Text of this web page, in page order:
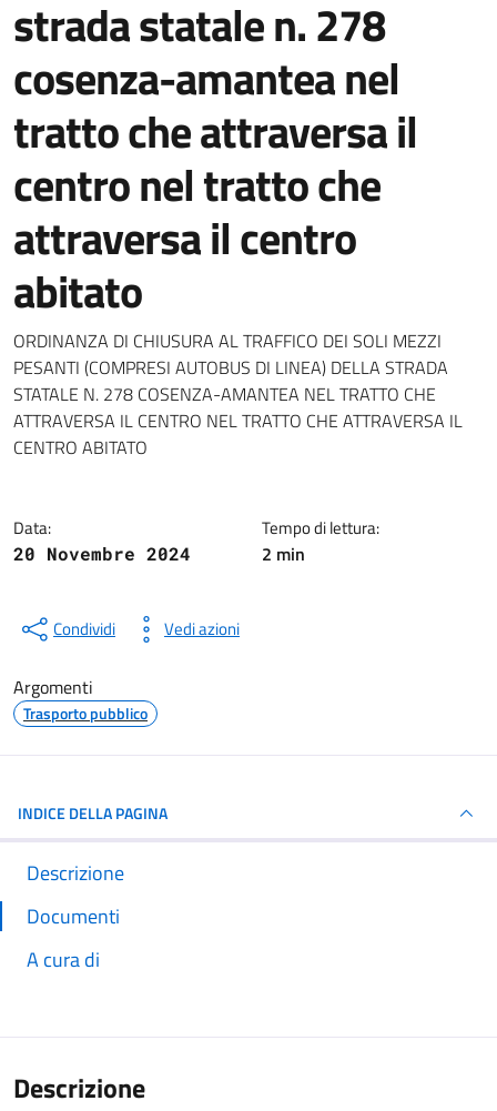
strada statale n. 278
cosenza-amantea nel
tratto che attraversa il
centro nel tratto che
attraversa il centro
abitato
Dettagli della notizia
ORDINANZA DI CHIUSURA AL TRAFFICO DEI SOLI MEZZI
PESANTI (COMPRESI AUTOBUS DI LINEA) DELLA STRADA
STATALE N. 278 COSENZA-AMANTEA NEL TRATTO CHE
ATTRAVERSA IL CENTRO NEL TRATTO CHE ATTRAVERSA IL
CENTRO ABITATO
Data:
20 Novembre 2024
Tempo di lettura:
2 min
Condividi Vedi azioni
Argomenti
Trasporto pubblico
INDICE DELLA PAGINA
Descrizione
Documenti
A cura di
Descrizione